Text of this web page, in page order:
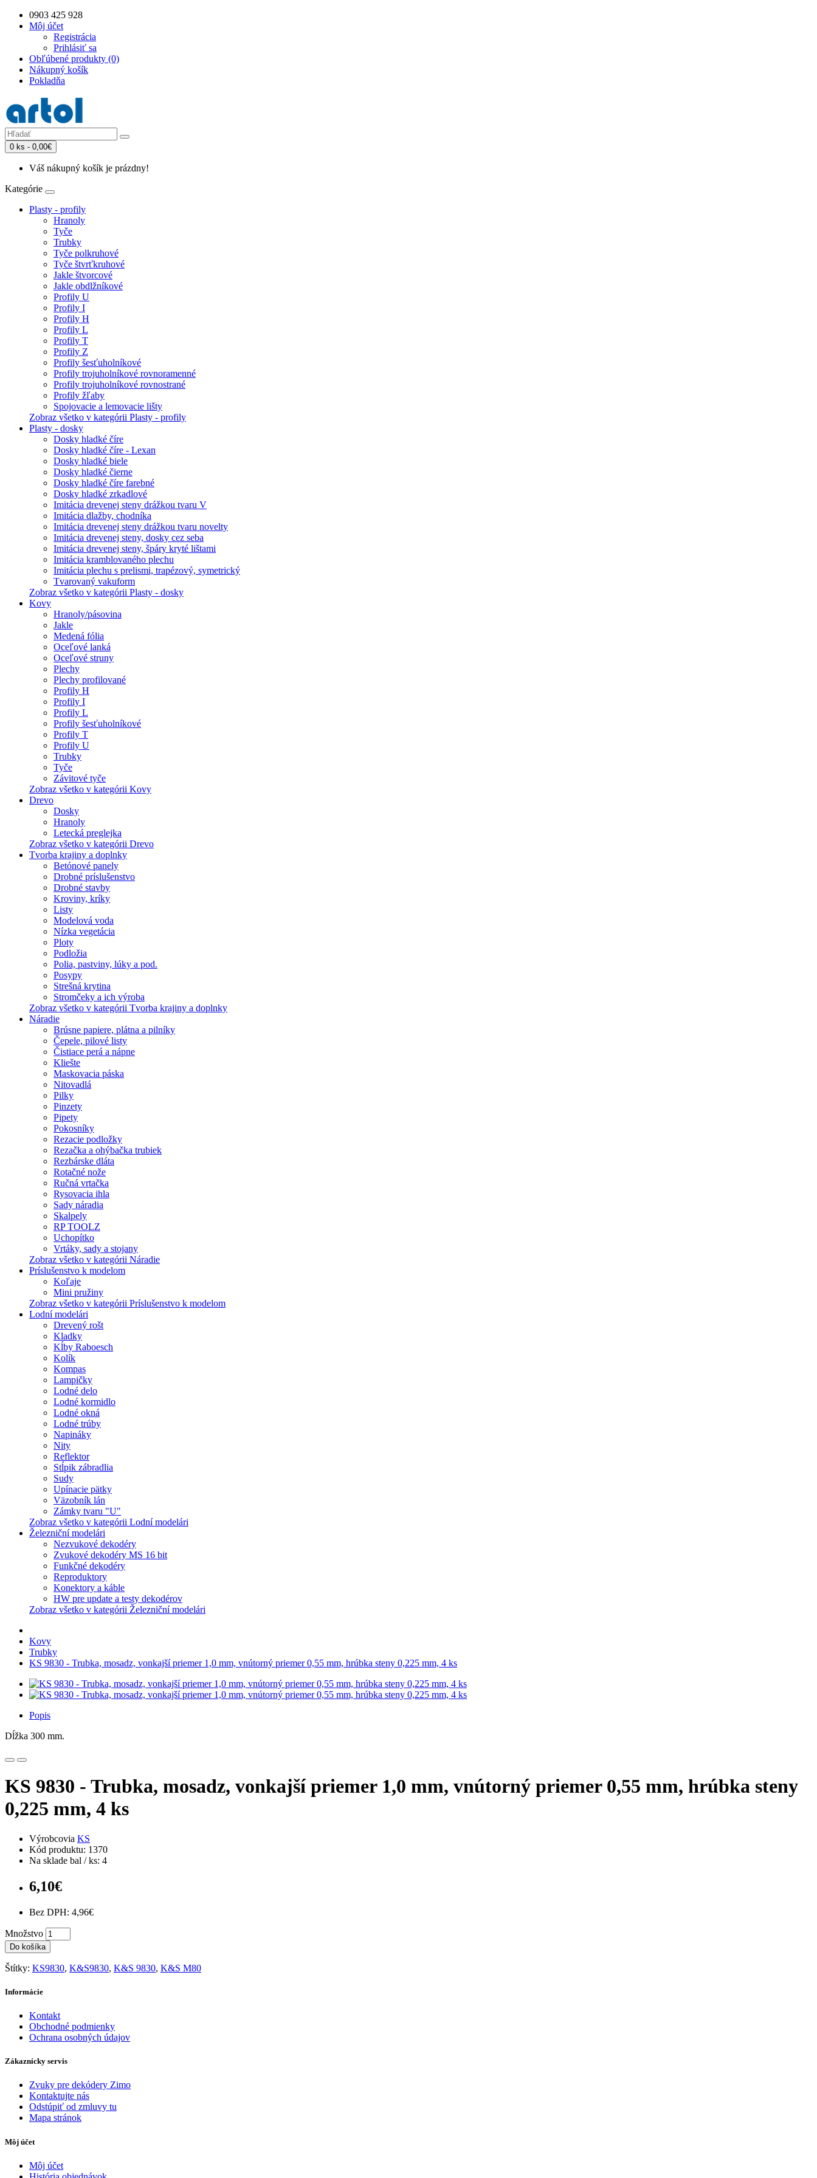
0903 425 928
Môj účet
Registrácia
Prihlásiť sa
Obľúbené produkty (0)
Nákupný košík
Pokladňa
0 ks - 0,00€
Váš nákupný košík je prázdny!
Kategórie
Plasty - profily
Hranoly
Tyče
Trubky
Tyče polkruhové
Tyče štvrťkruhové
Jakle štvorcové
Jakle obdlžníkové
Profily U
Profily I
Profily H
Profily L
Profily T
Profily Z
Profily šesťuholníkové
Profily trojuholníkové rovnoramenné
Profily trojuholníkové rovnostrané
Profily žľaby
Spojovacie a lemovacie lišty
Zobraz všetko v kategórii Plasty - profily
Plasty - dosky
Dosky hladké číre
Dosky hladké číre - Lexan
Dosky hladké biele
Dosky hladké čierne
Dosky hladké číre farebné
Dosky hladké zrkadlové
Imitácia drevenej steny drážkou tvaru V
Imitácia dlažby, chodníka
Imitácia drevenej steny drážkou tvaru novelty
Imitácia drevenej steny, dosky cez seba
Imitácia drevenej steny, špáry kryté lištami
Imitácia kramblovaného plechu
Imitácia plechu s prelismi, trapézový, symetrický
Tvarovaný vakuform
Zobraz všetko v kategórii Plasty - dosky
Kovy
Hranoly/pásovina
Jakle
Medená fólia
Oceľové lanká
Oceľové struny
Plechy
Plechy profilované
Profily H
Profily I
Profily L
Profily šesťuholníkové
Profily T
Profily U
Trubky
Tyče
Závitové tyče
Zobraz všetko v kategórii Kovy
Drevo
Dosky
Hranoly
Letecká preglejka
Zobraz všetko v kategórii Drevo
Tvorba krajiny a doplnky
Betónové panely
Drobné príslušenstvo
Drobné stavby
Kroviny, kríky
Listy
Modelová voda
Nízka vegetácia
Ploty
Podložia
Polia, pastviny, lúky a pod.
Posypy
Strešná krytina
Stromčeky a ich výroba
Zobraz všetko v kategórii Tvorba krajiny a doplnky
Náradie
Brúsne papiere, plátna a pilníky
Čepele, pilové listy
Čistiace perá a nápne
Kliešte
Maskovacia páska
Nitovadlá
Pilky
Pinzety
Pipety
Pokosníky
Rezacie podložky
Rezačka a ohýbačka trubiek
Rezbárske dláta
Rotačné nože
Ručná vrtačka
Rysovacia ihla
Sady náradia
Skalpely
RP TOOLZ
Uchopítko
Vrtáky, sady a stojany
Zobraz všetko v kategórii Náradie
Príslušenstvo k modelom
Koľaje
Mini pružiny
Zobraz všetko v kategórii Príslušenstvo k modelom
Lodní modelári
Drevený rošt
Kladky
Kĺby Raboesch
Kolík
Kompas
Lampičky
Lodné delo
Lodné kormidlo
Lodné okná
Lodné trúby
Napináky
Nity
Reflektor
Stĺpik zábradlia
Sudy
Upínacie pätky
Väzobník lán
Zámky tvaru "U"
Zobraz všetko v kategórii Lodní modelári
Železniční modelári
Nezvukové dekodéry
Zvukové dekodéry MS 16 bit
Funkčné dekodéry
Reproduktory
Konektory a káble
HW pre update a testy dekodérov
Zobraz všetko v kategórii Železniční modelári
Kovy
Trubky
KS 9830 - Trubka, mosadz, vonkajší priemer 1,0 mm, vnútorný priemer 0,55 mm, hrúbka steny 0,225 mm, 4 ks
Popis
Dĺžka 300 mm.
KS 9830 - Trubka, mosadz, vonkajší priemer 1,0 mm, vnútorný priemer 0,55 mm, hrúbka steny
0,225 mm, 4 ks
Výrobcovia KS
Kód produktu: 1370
Na sklade bal / ks: 4
6,10€
Bez DPH: 4,96€
Množstvo
Do košíka
Štítky: KS9830, K&S9830, K&S 9830, K&S M80
Informácie
Kontakt
Obchodné podmienky
Ochrana osobných údajov
Zákaznícky servis
Zvuky pre dekódery Zimo
Kontaktujte nás
Odstúpiť od zmluvy tu
Mapa stránok
Môj účet
Môj účet